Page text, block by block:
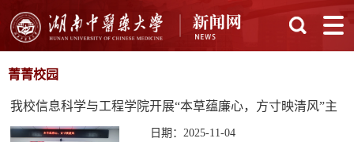
菁菁校园
我校信息科学与工程学院开展“本草蕴廉心，方寸映清风”主
题党日活动
日期：2025-11-04